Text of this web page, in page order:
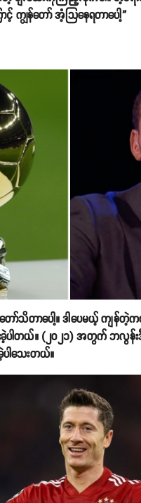
ကျွန်တော် အံ့သြနေရတာပေါ့”
ော်သိတာပေါ့။ ဒါပေမယ့် ကျန်
ားခဲ့ပါတယ်။ (၂၀၂၁) အတွက်
ါသေးတယ်။